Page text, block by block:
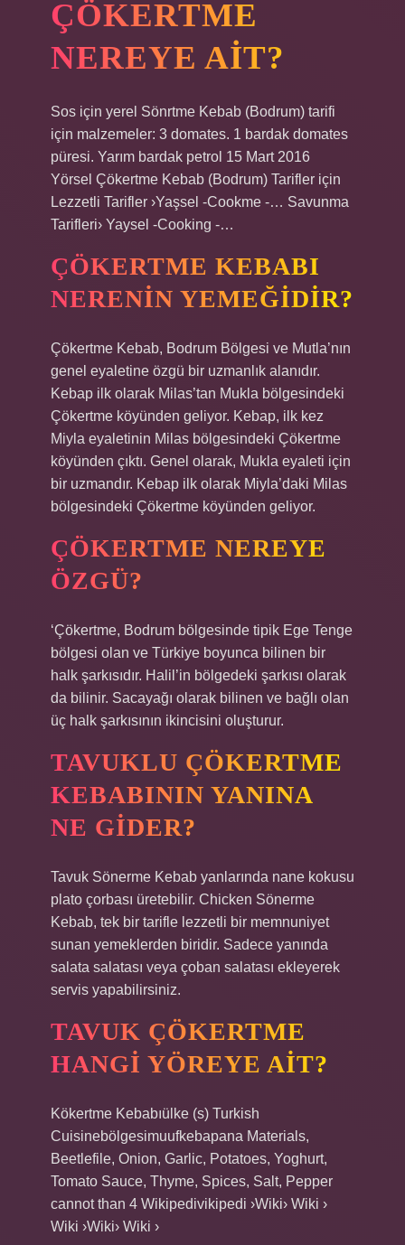
ÇÖKERTME
NEREYE AIT?
Sos için yerel Sönrtme Kebab (Bodrum) tarifi
için malzemeler: 3 domates. 1 bardak domates
püresi. Yarım bardak petrol 15 Mart 2016
Yörsel Çökertme Kebab (Bodrum) Tarifler için
Lezzetli Tarifler ›Yaşsel -Cookme -… Savunma
Tarifleri› Yaysel -Cooking -…
ÇÖKERTME KEBABI
NERENIN YEMEĞIDIR?
Çökertme Kebab, Bodrum Bölgesi ve Mutla’nın
genel eyaletine özgü bir uzmanlık alanıdır.
Kebap ilk olarak Milas’tan Mukla bölgesindeki
Çökertme köyünden geliyor. Kebap, ilk kez
Miyla eyaletinin Milas bölgesindeki Çökertme
köyünden çıktı. Genel olarak, Mukla eyaleti için
bir uzmandır. Kebap ilk olarak Miyla’daki Milas
bölgesindeki Çökertme köyünden geliyor.
ÇÖKERTME NEREYE
ÖZGÜ?
‘Çökertme, Bodrum bölgesinde tipik Ege Tenge
bölgesi olan ve Türkiye boyunca bilinen bir
halk şarkısıdır. Halil’in bölgedeki şarkısı olarak
da bilinir. Sacayağı olarak bilinen ve bağlı olan
üç halk şarkısının ikincisini oluşturur.
TAVUKLU ÇÖKERTME
KEBABININ YANINA
NE GIDER?
Tavuk Sönerme Kebab yanlarında nane kokusu
plato çorbası üretebilir. Chicken Sönerme
Kebab, tek bir tarifle lezzetli bir memnuniyet
sunan yemeklerden biridir. Sadece yanında
salata salatası veya çoban salatası ekleyerek
servis yapabilirsiniz.
TAVUK ÇÖKERTME
HANGI YÖREYE AIT?
Kökertme Kebabıülke (s) Turkish
Cuisinebölgesimuufkebapana Materials,
Beetlefile, Onion, Garlic, Potatoes, Yoghurt,
Tomato Sauce, Thyme, Spices, Salt, Pepper
cannot than 4 Wikipedivikipedi ›Wiki› Wiki ›
Wiki ›Wiki› Wiki ›